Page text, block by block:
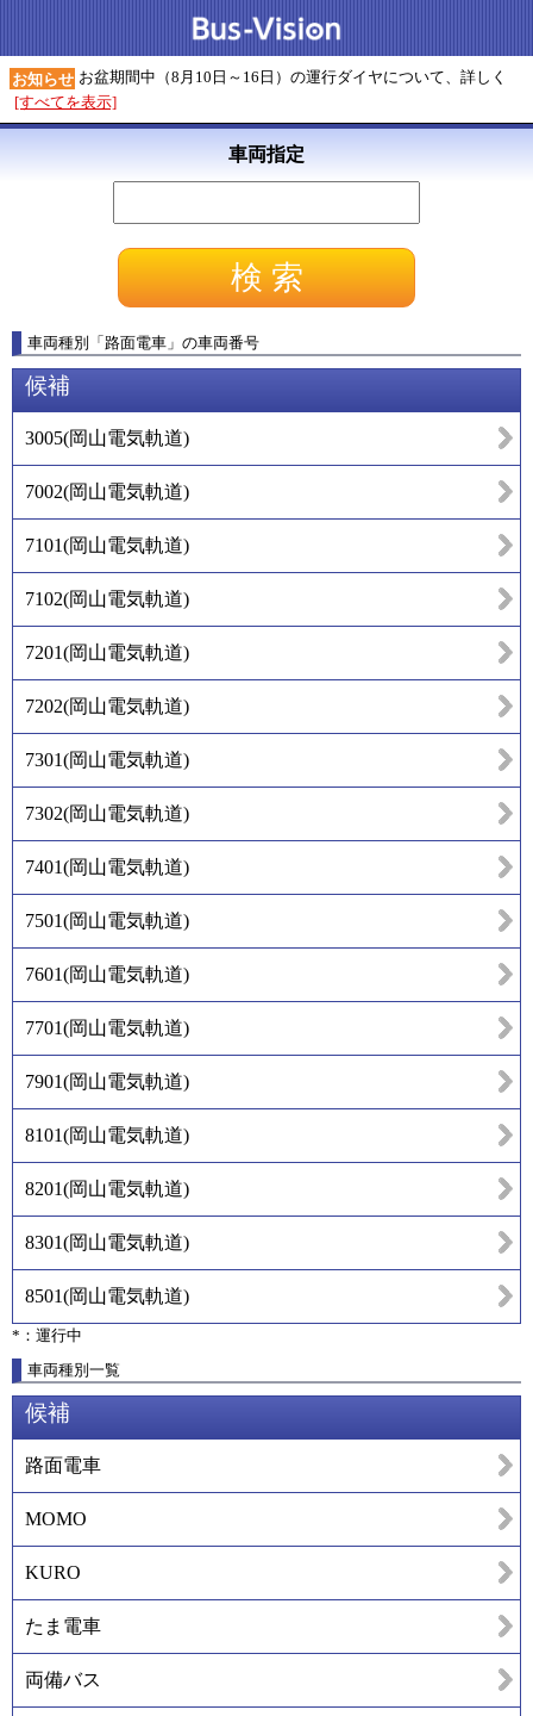
お知らせ お盆期間中（8月10日～16日）の運行ダイヤについて、詳しく
[すべてを表示]
車両指定
車両種別 「路面電車 」 の車両番号
候補
3005(岡山電気軌道)
7002(岡山電気軌道)
7101(岡山電気軌道)
7102(岡山電気軌道)
7201(岡山電気軌道)
7202(岡山電気軌道)
7301(岡山電気軌道)
7302(岡山電気軌道)
7401(岡山電気軌道)
7501(岡山電気軌道)
7601(岡山電気軌道)
7701(岡山電気軌道)
7901(岡山電気軌道)
8101(岡山電気軌道)
8201(岡山電気軌道)
8301(岡山電気軌道)
8501(岡山電気軌道)
*：運行中
車両種別一覧
候補
路面電車
MOMO
KURO
たま電車
両備バス